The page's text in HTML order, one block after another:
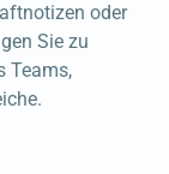
oder
Sie zu
Teams,